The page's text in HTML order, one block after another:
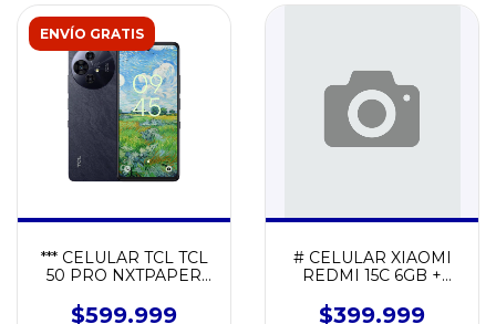
ENVÍO GRATIS
*** CELULAR TCL TCL
50 PRO NXTPAPER
$599.999
# CELULAR XIAOMI
REDMI 15C 6GB +
$399.999